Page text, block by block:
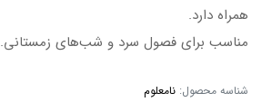
همراه دارد.
مناسب برای فصول سرد و شب‌های زمستانی.
شناسه محصول: نامعلوم